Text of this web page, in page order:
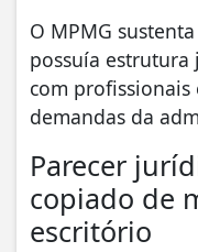
O MPMG
possuía
com
demandas da
Parecer
copiado de
escritório